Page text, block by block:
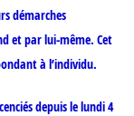
démarches
et par lui-même. Cet
à l’individu.
depuis le lundi 4